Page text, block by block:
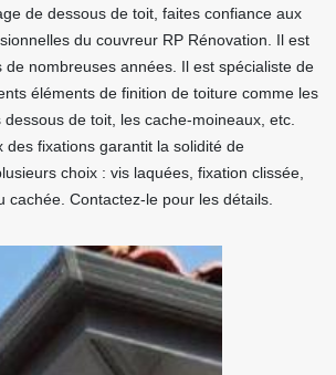
de dessous de toit, faites confiance aux
du couvreur RP Rénovation. Il est
de nombreuses années. Il est spécialiste de
éléments de finition de toiture comme les
de toit, les cache-moineaux, etc.
des fixations garantit la solidité de
choix : vis laquées, fixation clissée,
cachée. Contactez-le pour les détails.